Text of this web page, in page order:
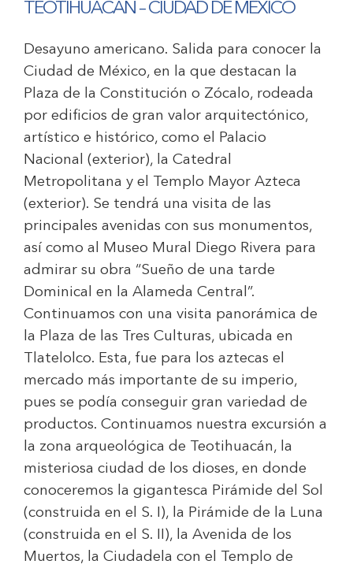
TEOTIHUACAN – CIUDAD DE MÉXICO
Desayuno americano. Salida para conocer la
Ciudad de México, en la que destacan la
Plaza de la Constitución o Zócalo, rodeada
por edificios de gran valor arquitectónico,
artístico e histórico, como el Palacio
Nacional (exterior), la Catedral
Metropolitana y el Templo Mayor Azteca
(exterior). Se tendrá una visita de las
principales avenidas con sus monumentos,
así como al Museo Mural Diego Rivera para
admirar su obra “Sueño de una tarde
Dominical en la Alameda Central”.
Continuamos con una visita panorámica de
la Plaza de las Tres Culturas, ubicada en
Tlatelolco. Esta, fue para los aztecas el
mercado más importante de su imperio,
pues se podía conseguir gran variedad de
productos. Continuamos nuestra excursión a
la zona arqueológica de Teotihuacán, la
misteriosa ciudad de los dioses, en donde
conoceremos la gigantesca Pirámide del Sol
(construida en el S. I), la Pirámide de la Luna
(construida en el S. II), la Avenida de los
Muertos, la Ciudadela con el Templo de